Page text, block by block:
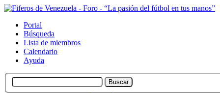
Portal
Búsqueda
Lista de miembros
Calendario
Ayuda